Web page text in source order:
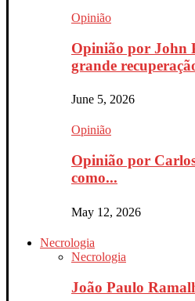
Opinião
Opinião por John
grande
June 5, 2026
Opinião
Opinião por
como...
May 12, 2026
Necrologia
Necrologia
João Paulo